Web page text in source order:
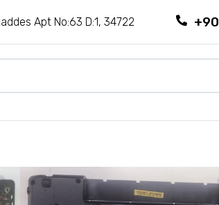
Apt No:63 D:1, 34722